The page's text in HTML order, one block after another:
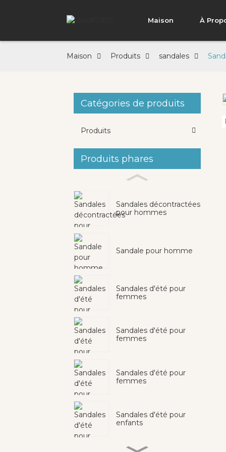
Maison À
Maison Produits sandales
Catégories de produits
Produits
Produits phares
Sandales décontractées
pour hommes
Sandale pour homme
Sandales d'été pour
femmes
Sandales d'été pour
femmes
Sandales d'été pour
femmes
Sandales d'été pour
enfants
Loading...
Loading...